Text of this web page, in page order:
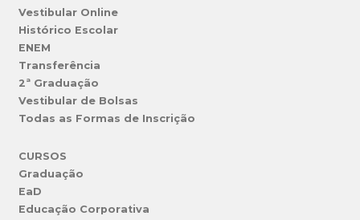
Vestibular Online
Histórico Escolar
ENEM
Transferência
2ª Graduação
Vestibular de Bolsas
Todas as Formas de Inscrição
CURSOS
Graduação
EaD
Educação Corporativa